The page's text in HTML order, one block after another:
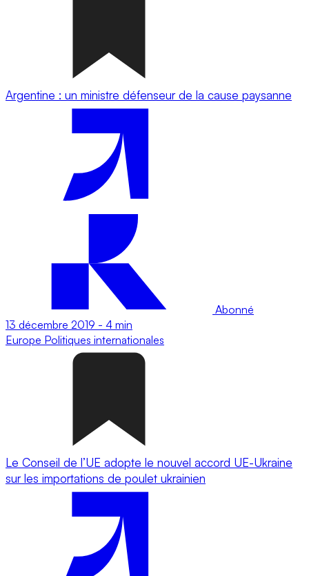
Argentine : un ministre défenseur de la cause paysanne
Abonné
13 décembre 2019 - 4 min
Europe Politiques internationales
Le Conseil de l’UE adopte le nouvel accord UE-Ukraine
sur les importations de poulet ukrainien